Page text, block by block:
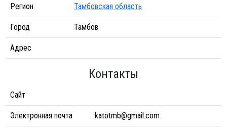
Регион Тамбовская область
Город Тамбов
Адрес
Контакты
Сайт
Электронная почта katotmb@gmail.com